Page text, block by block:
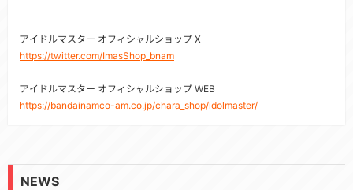
アイドルマスター オフィシャルショップ X
https://twitter.com/ImasShop_bnam
アイドルマスター オフィシャルショップ WEB
https://bandainamco-am.co.jp/chara_shop/idolmaster/
NEWS